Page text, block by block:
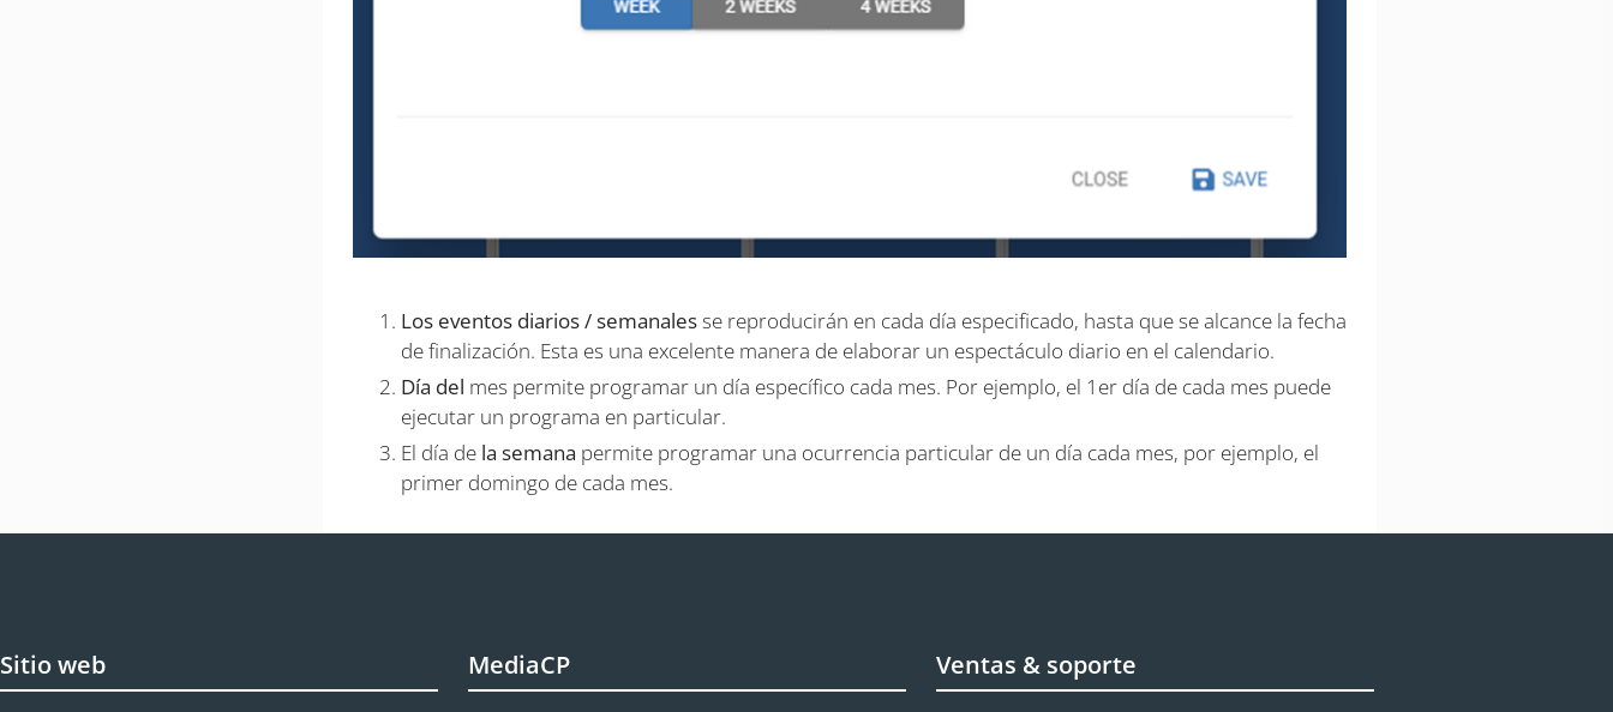
Los eventos diarios / semanalesse reproducirán en cada día especificado, hasta que se alcance la fecha
de finalización. Esta es una excelente manera de elaborar un espectáculo diario en el calendario.
Día del mes permite programar un día específico cada mes. Por ejemplo, el 1er día de cada mes puede
ejecutar un programa en particular.
El día de la semana permite programar una ocurrencia particular de un día cada mes, por ejemplo, el
primer domingo de cada mes.
Sitio web MediaCP Ventas & soporte